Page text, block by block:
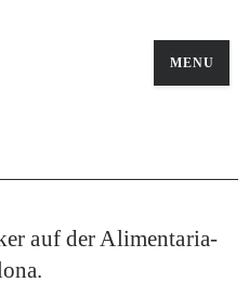
MENU
auf der Alimentaria-